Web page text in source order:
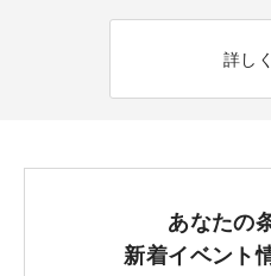
詳し
あなたの
新着イベント